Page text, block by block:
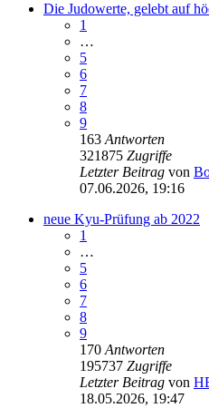
Die Judowerte, gelebt auf
1
…
5
6
7
8
9
163Antworten
321875 Zugriffe
Letzter Beitrag von
07.06.2026, 19:16
neue Kyu-Prüfung ab 2022
1
…
5
6
7
8
9
170Antworten
195737 Zugriffe
Letzter Beitrag von
18.05.2026, 19:47